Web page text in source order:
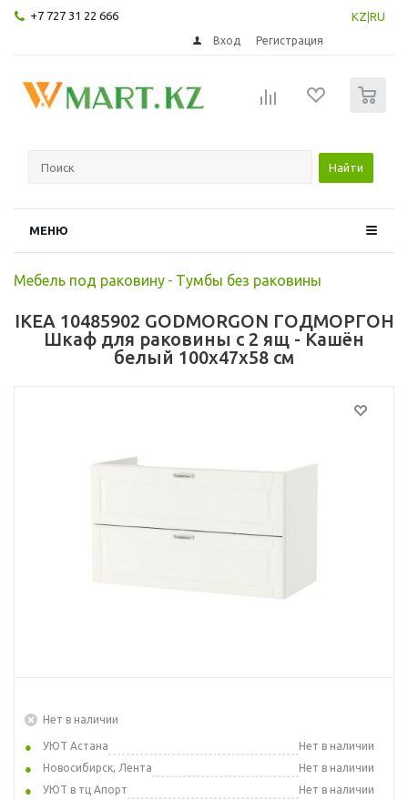
+7 727 31 22 666 KZ RU
Вход Регистрация
Найти
МЕНЮ
Мебель под раковину - Тумбы без раковины
IKEA 10485902 GODMORGON ГОДМОРГОН
Шкаф для раковины с 2 ящ - Кашён
белый 100x47x58 см
Нет в наличии
УЮТ Астана
Нет в наличии
Новосибирск, Лента
Нет в наличии
УЮТ в тц Апорт
Нет в наличии